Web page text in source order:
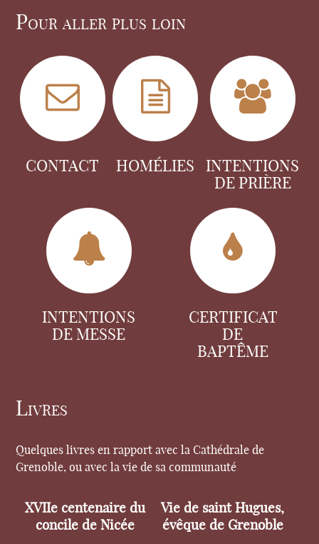
Pour aller plus loin
CONTACT HOMÉLIES
INTENTIONS
DE PRIÈRE
INTENTIONS
DE MESSE
CERTIFICAT
DE
BAPTÊME
Livres
Quelques livres en rapport avec la Cathédrale de
Grenoble, ou avec la vie de sa communauté
XVIIe centenaire du
concile de Nicée
Vie de saint Hugues,
évêque de Grenoble